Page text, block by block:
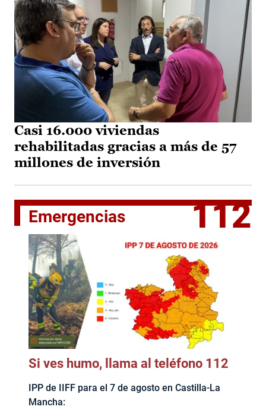
Casi 16.000 viviendas
rehabilitadas gracias a más de 57
millones de inversión
Emergencias 112
Si ves humo, llama al teléfono 112
IPP de IIFF para el 7 de agosto en Castilla-La
Mancha: